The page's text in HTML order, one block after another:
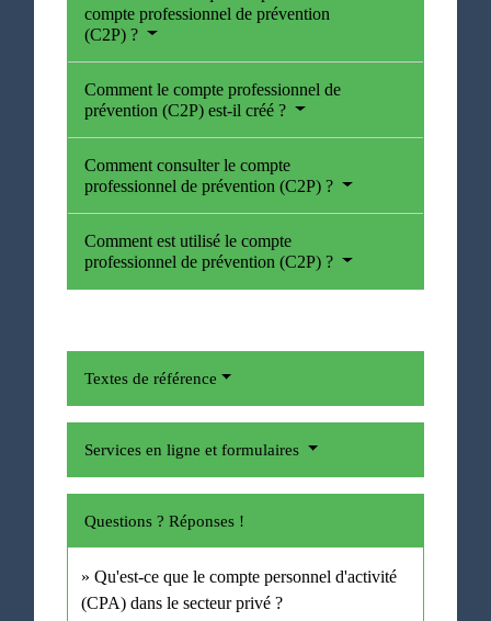
compte professionnel de prévention
(C2P) ?
Comment le compte professionnel de
prévention (C2P) est-il créé ?
Comment consulter le compte
professionnel de prévention (C2P) ?
Comment est utilisé le compte
professionnel de prévention (C2P) ?
Textes de référence
Services en ligne et formulaires
Questions ? Réponses !
Qu'est-ce que le compte personnel d'activité
(CPA) dans le secteur privé ?